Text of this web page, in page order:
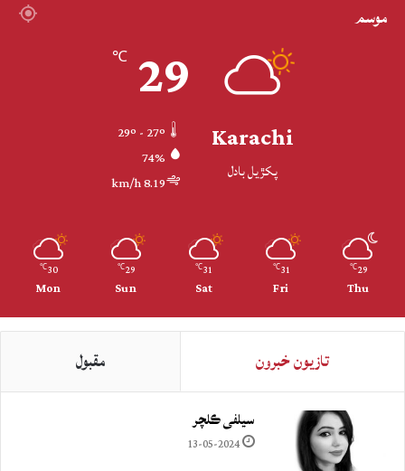
موسم
Karachi
پکڙيل بادل
29
℃
74%
8.19 km/h
29
℃
Thu
31
℃
Fri
31
℃
Sat
29
℃
Sun
30
℃
Mon
تازيون خبرون مقبول
سيلفي ڪلچر
13-05-2024